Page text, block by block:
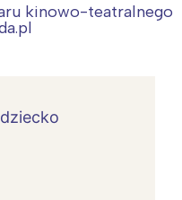
kinowo-teatralnego